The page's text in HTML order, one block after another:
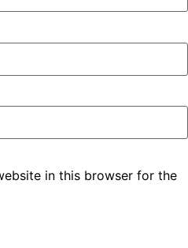
in this browser for the